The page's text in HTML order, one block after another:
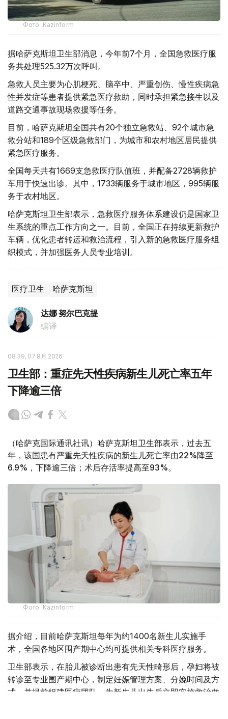
Фото: Kazinform
据哈萨克斯坦卫生部消息，今年前7个月，全国急救医疗服
务共处理525.32万次呼叫。
急救人员主要为心肌梗死、脑卒中、严重创伤、慢性疾病急
性并发症等患者提供紧急医疗救助，同时承担紧急接生以及
道路交通事故现场救援等任务。
目前，哈萨克斯坦全国共有20个独立急救站、92个城市急
救分站和189个区级急救部门，为城市和农村地区居民提供
紧急医疗服务。
全国每天共有1669支急救医疗队值班，并配备2728辆救护
车用于快速出诊。其中，1733辆服务于城市地区，995辆服
务于农村地区。
哈萨克斯坦卫生部表示，急救医疗服务体系建设仍是国家卫
生系统的重点工作方向之一。目前，全国正在持续更新救护
车辆，优化患者转运和救治流程，引入新的急救医疗服务组
织模式，并加强医务人员专业培训。
医疗卫生 哈萨克斯坦
达娜 努尔巴克提
编译
08:39, 07 8月 2026
卫生部：重症先天性疾病新生儿死亡率五年
下降逾三倍
（哈萨克国际通讯社讯）哈萨克斯坦卫生部表示，过去五
年，该国患有严重先天性疾病的新生儿死亡率由22%降至
6.9%，下降逾三倍；术后存活率提高至93%。
Фото: Kazinform
据介绍，目前哈萨克斯坦每年为约1400名新生儿实施手
术，全国各地区围产期中心均可提供相关专科医疗服务。
卫生部表示，在胎儿被诊断出患有先天性畸形后，孕妇将被
转诊至专业围产期中心，制定妊娠管理方案、分娩时间及方
式，并提前组建医疗团队，为新生儿出生后立即实施救治做